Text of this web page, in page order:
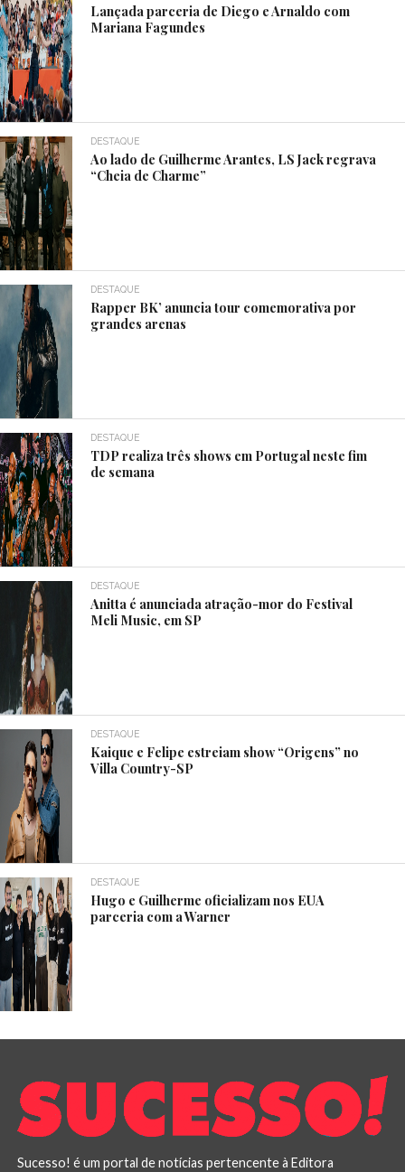
Lançada parceria de Diego e Arnaldo com
Mariana Fagundes
DESTAQUE
Ao lado de Guilherme Arantes, LS Jack regrava
“Cheia de Charme”
DESTAQUE
Rapper BK’ anuncia tour comemorativa por
grandes arenas
DESTAQUE
TDP realiza três shows em Portugal neste fim
de semana
DESTAQUE
Anitta é anunciada atração-mor do Festival
Meli Music, em SP
DESTAQUE
Kaique e Felipe estreiam show “Origens” no
Villa Country-SP
DESTAQUE
Hugo e Guilherme oficializam nos EUA
parceria com a Warner
Sucesso! é um portal de notícias pertencente à Editora